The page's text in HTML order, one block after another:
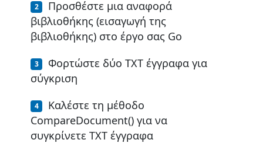
Προσθέστε μια αναφορά
βιβλιοθήκης (εισαγωγή της
βιβλιοθήκης) στο έργο σας Go
Φορτώστε δύο TXT έγγραφα για
σύγκριση
Καλέστε τη μέθοδο
CompareDocument() για να
συγκρίνετε TXT έγγραφα